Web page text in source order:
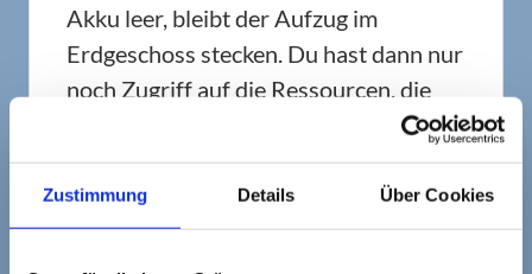
Zustimmung Details Über Cookies
Akku leer, bleibt der Aufzug im
Erdgeschoss stecken. Du hast dann nur
noch Zugriff auf die Ressourcen, die
Zu diesen Ressourcen gehört unter
anderem auch eine ganz bestimmte Art